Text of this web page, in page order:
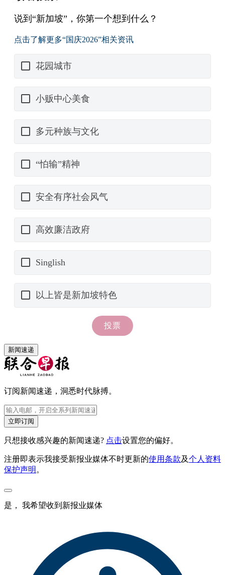
新闻速递
订阅新闻速递，洞悉时代脉搏。
立即订阅
只想接收感兴趣的新闻速递? 点击设置您的偏好。
注册即表示我接受新报业媒体不时更新的使用条款及个人资料
保护声明 。
是， 我希望收到新报业媒体